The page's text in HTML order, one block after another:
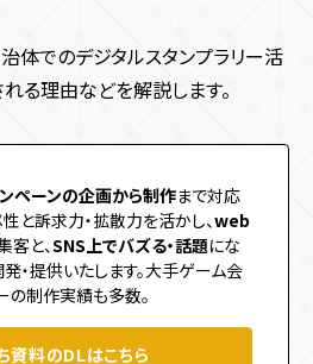
ャ・ルーレット・抽選
育成 診断・占い・シナリオ
TikTok SNS PR
マルチプレイ Web3.0
イト サービス・ブランドサイト
キャンペーンサイト
ステム
治体でのデジタルスタンプラリー活
る理由などを解説します。
ペーンの企画から制作まで対応
と訴求力・拡散力を活かし、web
客と、SNS上でバズる・話題にな
・提供いたします。大手ゲーム会
の制作実績も多数。
資料のDLはこちら